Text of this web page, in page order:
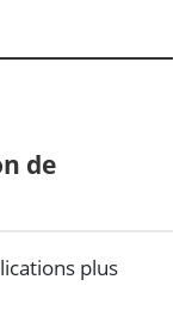
de
plus